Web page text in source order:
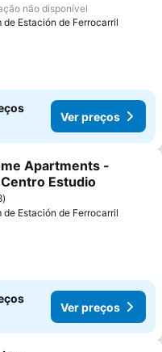
não disponível
de Estación de Ferrocarril
Ver preços
aos favoritos
Apartments -
Estudio
de Estación de Ferrocarril
Ver preços